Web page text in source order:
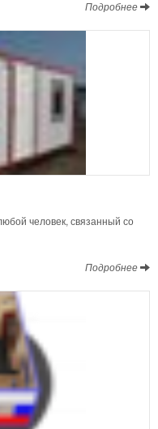
Подробнее
человек, связанный со
Подробнее